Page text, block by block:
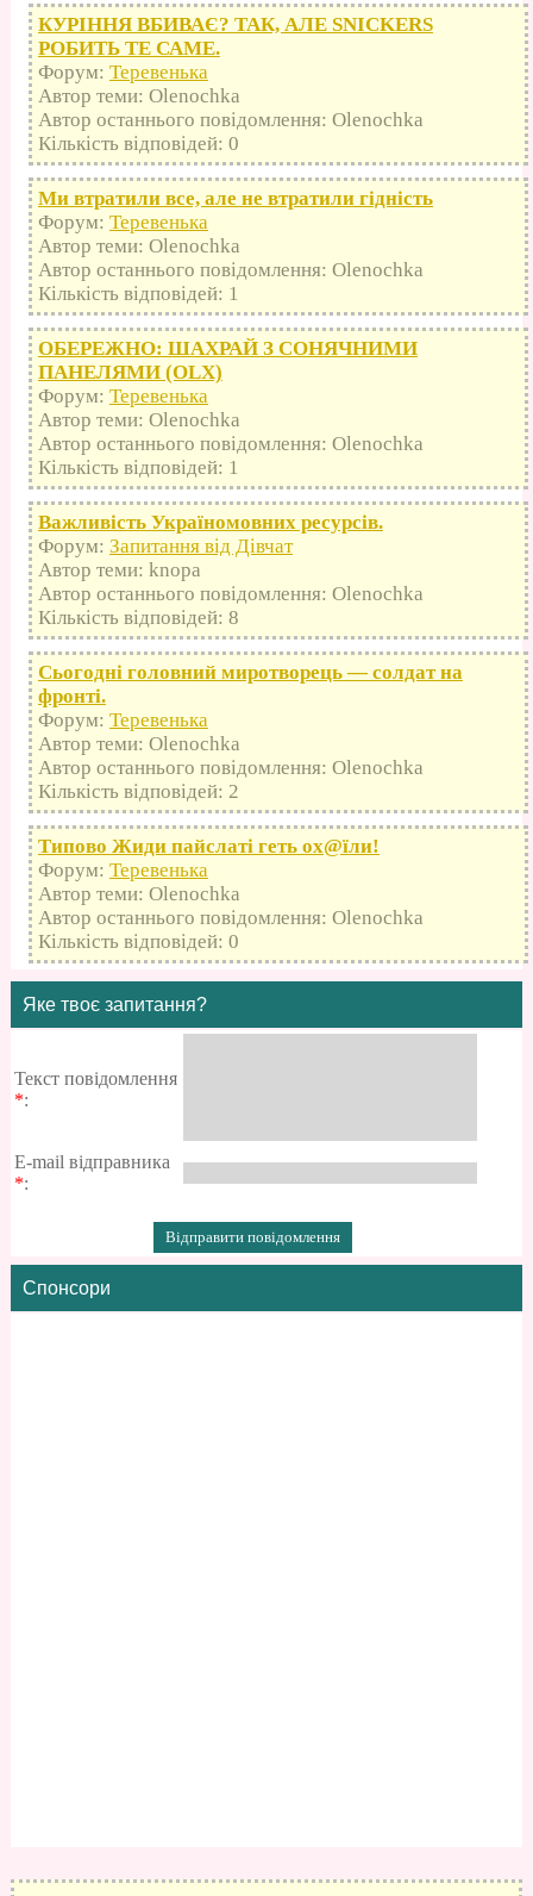
КУРІННЯ ВБИВАЄ? ТАК, АЛЕ SNICKERS
РОБИТЬ ТЕ САМЕ.
Форум: Теревенька
Автор теми: Olenochka
Автор останнього повідомлення: Olenochka
Кількість відповідей: 0
Ми втратили все, але не втратили гідність
Форум: Теревенька
Автор теми: Olenochka
Автор останнього повідомлення: Olenochka
Кількість відповідей: 1
ОБЕРЕЖНО: ШАХРАЙ З СОНЯЧНИМИ
ПАНЕЛЯМИ (OLX)
Форум: Теревенька
Автор теми: Olenochka
Автор останнього повідомлення: Olenochka
Кількість відповідей: 1
Важливість Україномовних ресурсів.
Форум: Запитання від Дівчат
Автор теми: knopa
Автор останнього повідомлення: Olenochka
Кількість відповідей: 8
Сьогодні головний миротворець — солдат на
фронті.
Форум: Теревенька
Автор теми: Olenochka
Автор останнього повідомлення: Olenochka
Кількість відповідей: 2
Типово Жиди пайслаті геть оx@їли!
Форум: Теревенька
Автор теми: Olenochka
Автор останнього повідомлення: Olenochka
Кількість відповідей: 0
Яке твоє запитання?
Текст повідомлення
*:
E-mail відправника
*:
Спонсори